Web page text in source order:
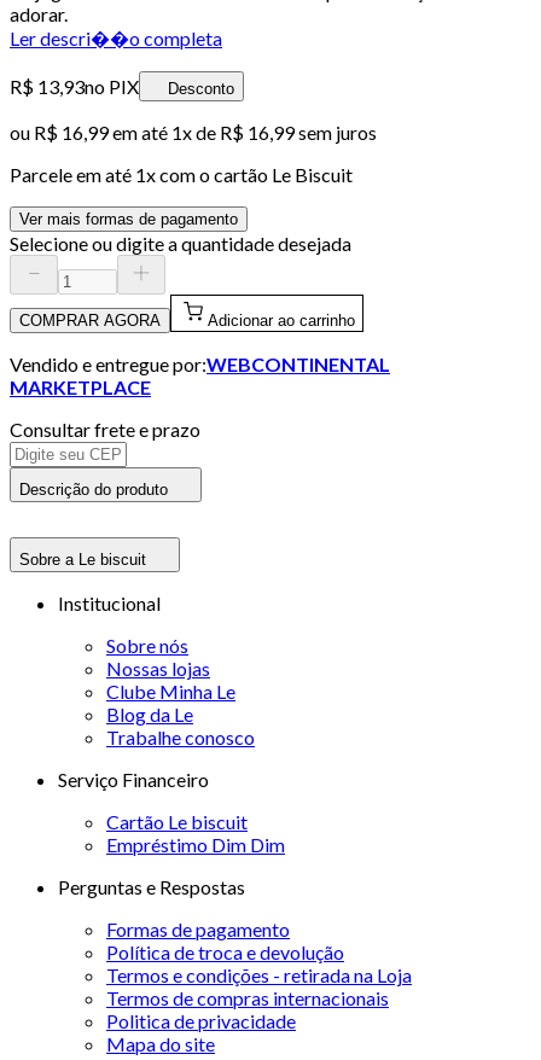
adorar.
Ler descri��o completa
R$ 13,93no PIX Desconto
ou R$ 16,99em até 1x de R$ 16,99sem juros
Parcele em até 1x com o cartão Le Biscuit
Ver mais formas de pagamento
Selecione ou digite a quantidade desejada
COMPRAR AGORA Adicionar ao carrinho
Vendido e entregue por:WEBCONTINENTAL
MARKETPLACE
Consultar frete e prazo
Descrição do produto
Sobre a Le biscuit
Institucional
Sobre nós
Nossas lojas
Clube Minha Le
Blog da Le
Trabalhe conosco
Serviço Financeiro
Cartão Le biscuit
Empréstimo Dim Dim
Perguntas e Respostas
Formas de pagamento
Política de troca e devolução
Termos e condições - retirada na Loja
Termos de compras internacionais
Politica de privacidade
Mapa do site